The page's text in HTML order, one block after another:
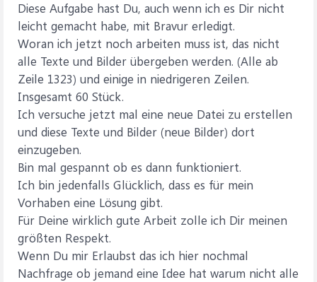
Diese Aufgabe hast Du, auch wenn ich es Dir nicht
leicht gemacht habe, mit Bravur erledigt.
Woran ich jetzt noch arbeiten muss ist, das nicht
alle Texte und Bilder übergeben werden. (Alle ab
Zeile 1323) und einige in niedrigeren Zeilen.
Insgesamt 60 Stück.
Ich versuche jetzt mal eine neue Datei zu erstellen
und diese Texte und Bilder (neue Bilder) dort
einzugeben.
Bin mal gespannt ob es dann funktioniert.
Ich bin jedenfalls Glücklich, dass es für mein
Vorhaben eine Lösung gibt.
Für Deine wirklich gute Arbeit zolle ich Dir meinen
größten Respekt.
Wenn Du mir Erlaubst das ich hier nochmal
Nachfrage ob jemand eine Idee hat warum nicht alle